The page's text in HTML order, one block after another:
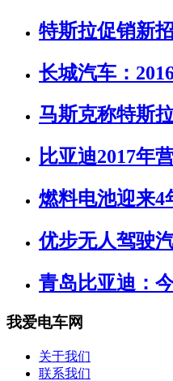
特斯拉促销新
长城汽车：
马斯克称特斯
比亚迪2017年
燃料电池迎来4
优步无人驾驶
青岛比亚迪：
我爱电车网
关于我们
联系我们